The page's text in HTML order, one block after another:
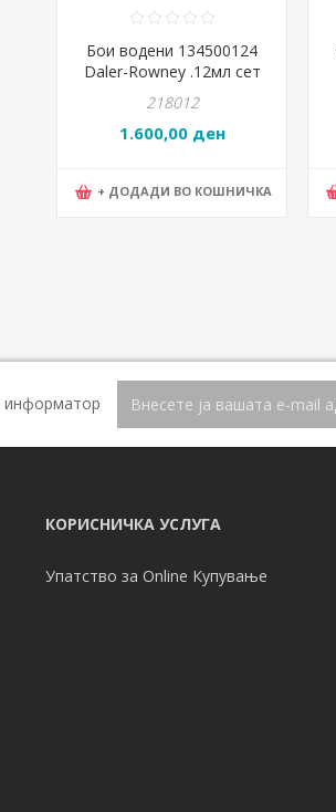
Бои водени 134500124
Daler-Rowney .12мл сет
218012
1.600,00 ден
+ ДОДАДИ ВО КОШНИЧКА
информатор
КОРИСНИЧКА УСЛУГА
Упатство за Online Купување